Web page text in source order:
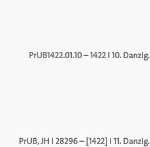
PrUB1422.01.10 – 1422 I 10. Danzig.
PrUB, JH I 28296 – [1422] I 11. Danzig.